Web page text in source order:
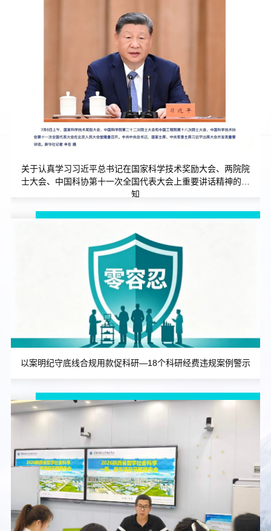
关于认真学习习近平总书记在国家科学技术奖励大会、两院院
士大会、中国科协第十一次全国代表大会上重要讲话精神的通
知
以案明纪守底线合规用款促科研—18个科研经费违规案例警示